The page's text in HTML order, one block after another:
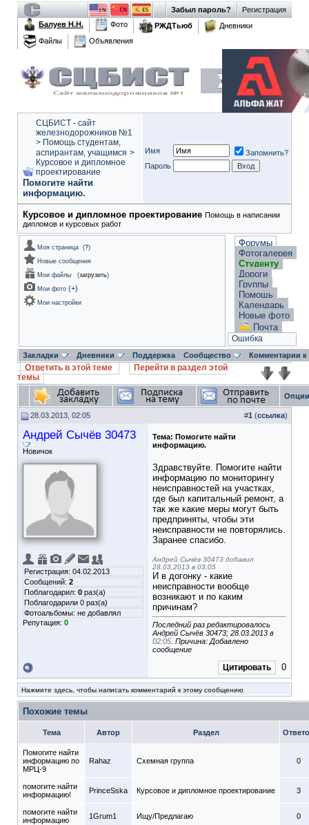
Регистрация
Забыл пароль?
Балуев Н.Н.
Фото РЖДТьюб
Дневники
Файлы
Объявления
СЦБИСТ - сайт
железнодорожников №1
> Помощь студентам,
аспирантам, учащимся >
Курсовое и дипломное
проектирование
Помогите найти
информацию.
Имя
Запомнить?
Пароль
Курсовое и дипломное проектирование Помощь в написании
дипломов и курсовых работ
Моя страница (?)
Новые сообщения
Мои файлы
(загрузить)
Мои фото (+)
Мои настройки
Форумы
Фотогалерея
Студенту
Дороги
Группы
Помощь
Календарь
Новые фото
Почта
Ошибка
Закладки Дневники Поддержка Сообщество Комментарии
Ответить в этой теме
Перейти в раздел этой
темы
28.03.2013, 02:05 #1 (ссылка)
Андрей Сычёв 30473
Новичок
Регистрация: 04.02.2013
Сообщений: 2
Поблагодарил: 0 раз(а)
Поблагодарили 0 раз(а)
Фотоальбомы: не добавлял
Репутация: 0
Тема: Помогите найти
информацию.
Здравствуйте. Помогите найти
информацию по мониторингу
неисправностей на участках,
где был капитальный ремонт, а
так же какие меры могут быть
предприняты, чтобы эти
неисправности не повторялись.
Заранее спасибо.
Андрей Сычёв 30473 добавил
28.03.2013 в 03:05
И в догонку - какие
неисправности вообще
возникают и по каким
причинам?
Последний раз редактировалось
Андрей Сычёв 30473; 28.03.2013 в
02:05 . Причина: Добавлено
сообщение
Цитировать 0
Нажмите здесь, чтобы написать комментарий к этому сообщению
Похожие темы
Тема Автор Раздел
Помогите найти
информацию по
МРЦ-9
Rahaz Схемная группа 0
помогите найти
информацию!
PrinceSska Курсовое и дипломное проектирование 3
помогите найти
информацию
1Grum1 Ищу/Предлагаю 0